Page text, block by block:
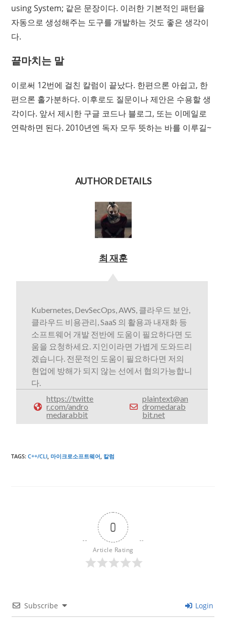
using System; 같은 문장이다. 이러한 기본적인 패턴을
자동으로 생성해주는 도구를 개발하는 것도 좋은 생각이
다.
끝마치는 말
이로써 12번에 걸친 칼럼이 끝났다. 한편으론 아쉽고, 한
편으론 홀가분하다. 이후로도 질문이나 제안은 수용할 생
각이다. 앞서 제시한 구글 코드나 블로그, 또는 이메일로
연락하면 된다. 2010년엔 독자 모두 뜻하는 바를 이루길~
AUTHOR DETAILS
최 재훈
Kubernetes, DevSecOps, AWS, 클라우드 보안,
클라우드 비용관리, SaaS 의 활용과 내재화 등
소프트웨어 개발 전반에 도움이 필요하다면 도
움을 요청하세요. 지인이라면 가볍게 도와드리
겠습니다. 전문적인 도움이 필요하다면 저의
현업에 방해가 되지 않는 선에서 협의가능합니
다.
https://twitte
r.com/andro
medarabbit
plaintext@an
dromedarab
bit.net
TAGS:C++/CLI, 마이크로소프트웨어, 칼럼
0
Article Rating
Subscribe Login